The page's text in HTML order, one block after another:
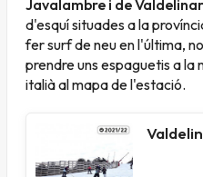
Javalambre i de
d'esquí situades a la
fersurf de neuen l'última,
prendre uns espaguetis a la
italià al mapa de l'estació.